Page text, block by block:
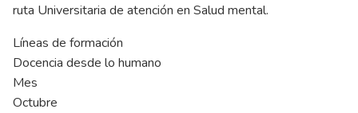
ruta Universitaria de atención en Salud mental.
Líneas de formación
Docencia desde lo humano
Mes
Octubre